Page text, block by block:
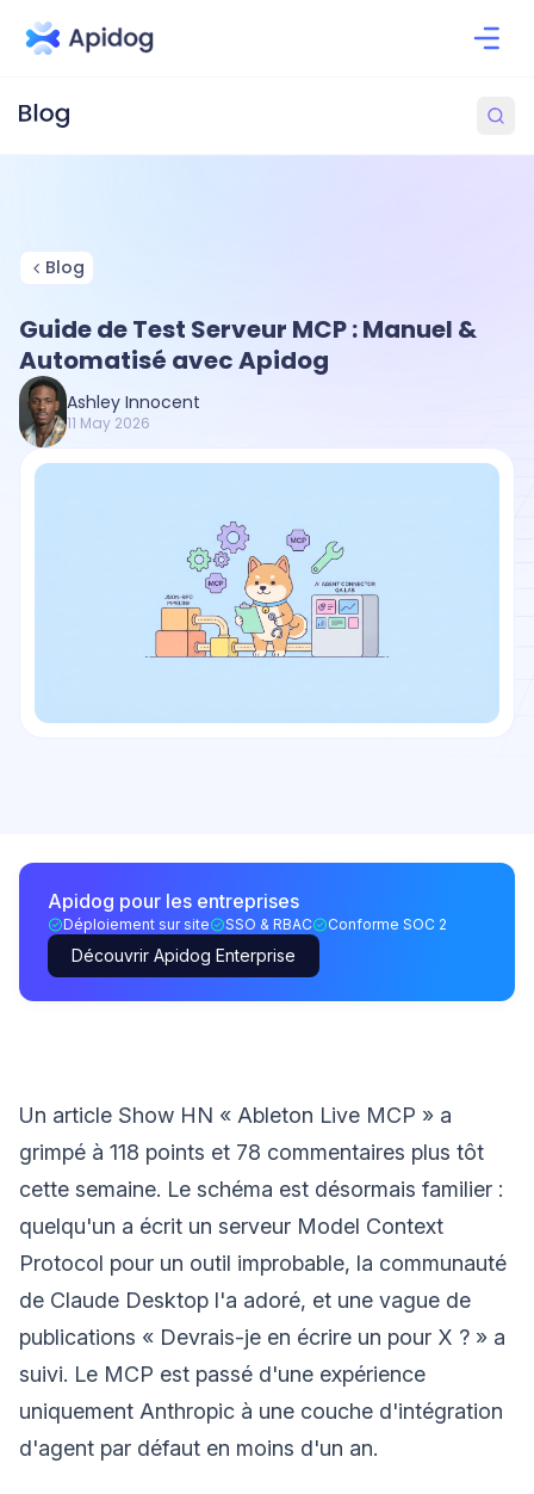
Blog
Guide de Test Serveur MCP : Manuel &
Automatisé avec Apidog
Ashley Innocent
11 May 2026
Apidog pour les entreprises
Déploiement sur site SSO & RBAC Conforme SOC 2
Découvrir Apidog Enterprise
Un article Show HN « Ableton Live MCP » a
grimpé à 118 points et 78 commentaires plus tôt
cette semaine. Le schéma est désormais familier :
quelqu'un a écrit un serveur Model Context
Protocol pour un outil improbable, la communauté
de Claude Desktop l'a adoré, et une vague de
publications « Devrais-je en écrire un pour X ? » a
suivi. Le MCP est passé d'une expérience
uniquement Anthropic à une couche d'intégration
d'agent par défaut en moins d'un an.